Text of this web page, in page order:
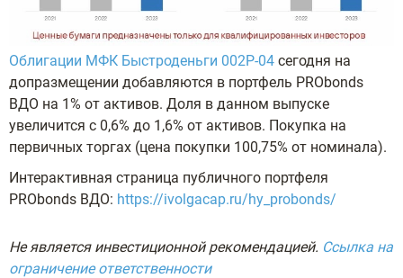
Облигации МФК Быстроденьги 002Р-04 сегодня на
допразмещении добавляются в портфель PRObonds
ВДО на 1% от активов. Доля в данном выпуске
увеличится с 0,6% до 1,6% от активов. Покупка на
первичных торгах (цена покупки 100,75% от номинала).
Интерактивная страница публичного портфеля
PRObonds ВДО: https://ivolgacap.ru/hy_probonds/
Не является инвестиционной рекомендацией. Ссылка на
ограничение ответственности